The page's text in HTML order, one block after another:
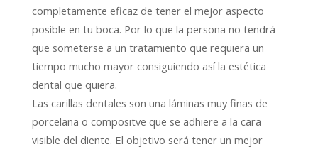
completamente eficaz de tener el mejor aspecto
posible en tu boca. Por lo que la persona no tendrá
que someterse a un tratamiento que requiera un
tiempo mucho mayor consiguiendo así la estética
dental que quiera.
Las carillas dentales son una láminas muy finas de
porcelana o compositve que se adhiere a la cara
visible del diente. El objetivo será tener un mejor